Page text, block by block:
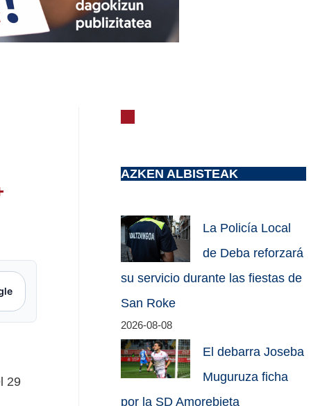
29
AZKEN ALBISTEAK
La Policía Local
de Deba reforzará
su servicio durante las fiestas de
San Roke
2026-08-08
El debarra Joseba
Muguruza ficha
por la SD Amorebieta